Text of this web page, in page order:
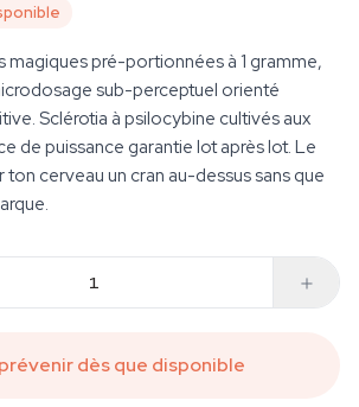
magiques pré-portionnées à 1 gramme,
sub-perceptuel orienté
Sclérotia à psilocybine cultivés aux
de puissance garantie lot après lot. Le
cerveau un cran au-dessus sans que
dès que disponible